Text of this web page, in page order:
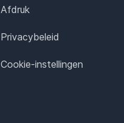
Afdruk
Privacybeleid
Cookie-instellingen